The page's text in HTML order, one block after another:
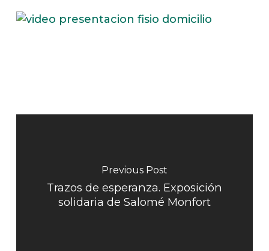
Previous Post
Trazos de esperanza. Exposición
solidaria de Salomé Monfort